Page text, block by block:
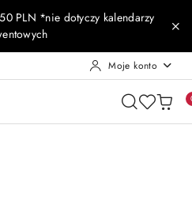
PLN *nie dotyczy kalendarzy
Moje konto